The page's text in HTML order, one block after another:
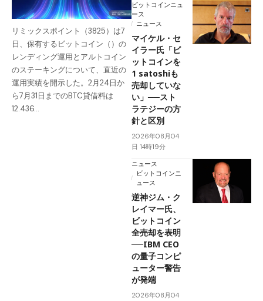
リミックスポイント（3825）は7
日、保有するビットコイン（）の
レンディング運用とアルトコイン
のステーキングについて、直近の
運用実績を開示した。2月24日か
ら7月31日までのBTC貸借料は
12.436…
ビットコインニュ
ース
ニュース
マイケル・セ
イラー氏「ビ
ットコインを
1 satoshiも
売却していな
い」──スト
ラテジーの方
針と区別
2026年08月04
日 14時19分
ニュース
ビットコインニ
ュース
逆神ジム・ク
レイマー氏、
ビットコイン
全売却を表明
──IBM CEO
の量子コンピ
ューター警告
が発端
2026年08月04